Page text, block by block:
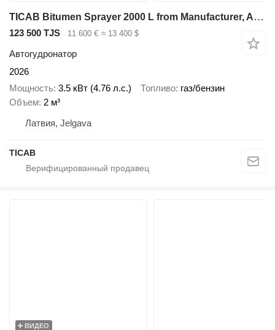
TICAB Bitumen Sprayer 2000 L from Manufacturer, Asphalt Repair
123 500 TJS 11 600 € ≈ 13 400 $
Автогудронатор
2026
Мощность 3.5 кВт (4.76 л.с.) Топливо газ/бензин
Объем 2 м³
Латвия, Jelgava
ТІСАВ
ВИДЕО